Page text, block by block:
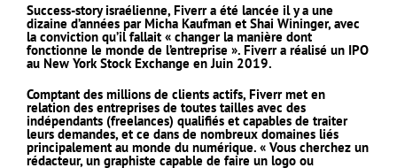
Success-story israélienne, Fiverr a été lancée il y a une
dizaine d’années par Micha Kaufman et Shai Wininger, avec
la conviction qu’il fallait « changer la manière dont
fonctionne le monde de l’entreprise ». Fiverr a réalisé un IPO
au New York Stock Exchange en Juin 2019.
Comptant des millions de clients actifs, Fiverr met en
relation des entreprises de toutes tailles avec des
indépendants (freelances) qualifiés et capables de traiter
leurs demandes, et ce dans de nombreux domaines liés
principalement au monde du numérique. « Vous cherchez un
rédacteur, un graphiste capable de faire un logo ou